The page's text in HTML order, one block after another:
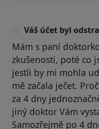
Váš účet byl
Mám s paní
zkušenosti, poté co
jestli by mi mohla
mě začala ječet.
za 4 dny
jiný doktor Vám
Samozřejmě po 4